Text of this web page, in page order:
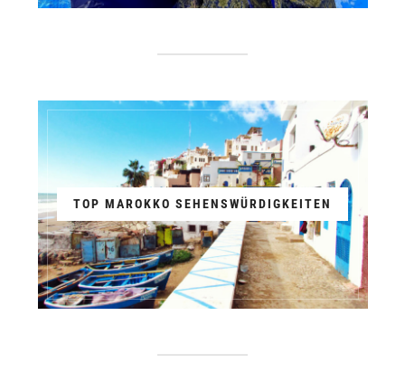
TOP MAROKKO SEHENSWÜRDIGKEITEN